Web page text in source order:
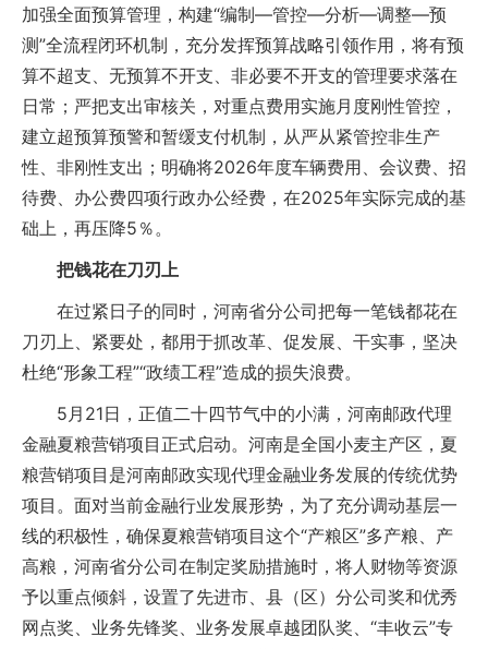
加强全面预算管理，构建“编制—管控—分析—调整—预
测”全流程闭环机制，充分发挥预算战略引领作用，将有预
算不超支、无预算不开支、非必要不开支的管理要求落在
日常；严把支出审核关，对重点费用实施月度刚性管控，
建立超预算预警和暂缓支付机制，从严从紧管控非生产
性、非刚性支出；明确将2026年度车辆费用、会议费、招
待费、办公费四项行政办公经费，在2025年实际完成的基
础上，再压降5％。
把钱花在刀刃上
在过紧日子的同时，河南省分公司把每一笔钱都花在
刀刃上、紧要处，都用于抓改革、促发展、干实事，坚决
杜绝“形象工程”“政绩工程”造成的损失浪费。
5月21日，正值二十四节气中的小满，河南邮政代理
金融夏粮营销项目正式启动。河南是全国小麦主产区，夏
粮营销项目是河南邮政实现代理金融业务发展的传统优势
项目。面对当前金融行业发展形势，为了充分调动基层一
线的积极性，确保夏粮营销项目这个“产粮区”多产粮、产
高粮，河南省分公司在制定奖励措施时，将人财物等资源
予以重点倾斜，设置了先进市、县（区）分公司奖和优秀
网点奖、业务先锋奖、业务发展卓越团队奖、“丰收云”专